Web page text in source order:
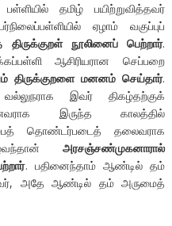
தமிழ் பயிற்றுவித்தவர்
ஏழாம் வகுப்புப்
திருக்குறள் நூலினைப் பெற்றார்.
ஆசிரியரான செப்பறை
திருக்குறளை மனனம் செய்தார்.
இவர் திகழ்தற்குக்
இருந்த காலத்தில்
தொண்டர்படைத் தலைவராக
அரசஞ்சண்முகனாரால்
. பதினைந்தாம் ஆண்டில் தம்
அதே ஆண்டில் தம் அருமைத்